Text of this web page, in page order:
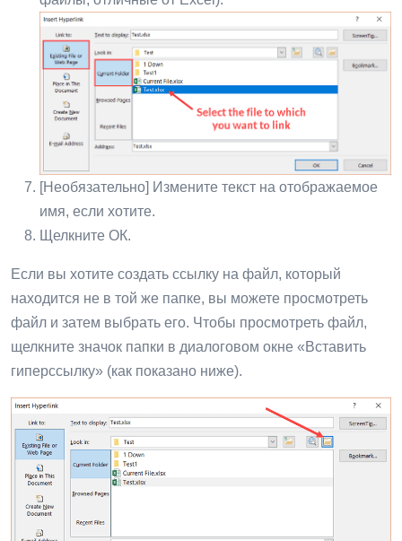
[Необязательно] Измените текст на отображаемое
имя, если хотите.
Щелкните ОК.
Если вы хотите создать ссылку на файл, который
находится не в той же папке, вы можете просмотреть
файл и затем выбрать его. Чтобы просмотреть файл,
щелкните значок папки в диалоговом окне «Вставить
гиперссылку» (как показано ниже).